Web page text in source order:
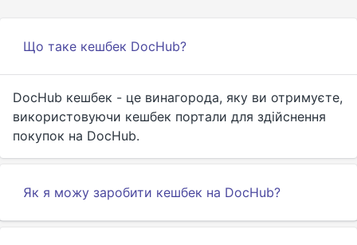
Що таке кешбек DocHub?
DocHub кешбек - це винагорода, яку ви отримуєте,
використовуючи кешбек портали для здійснення
покупок на DocHub.
Як я можу заробити кешбек на DocHub?